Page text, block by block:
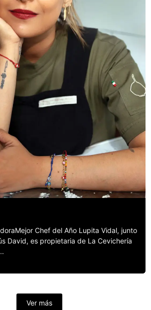
Chef del Año Lupita Vidal, junto
David, es propietaria de La Cevichería
Ver más